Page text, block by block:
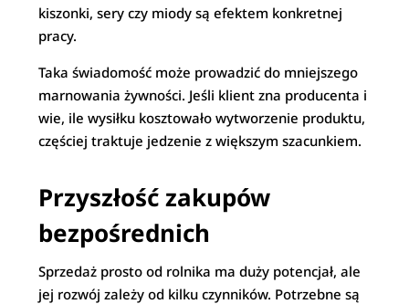
kiszonki, sery czy miody są efektem konkretnej
pracy.
Taka świadomość może prowadzić do mniejszego
marnowania żywności. Jeśli klient zna producenta i
wie, ile wysiłku kosztowało wytworzenie produktu,
częściej traktuje jedzenie z większym szacunkiem.
Przyszłość zakupów
bezpośrednich
Sprzedaż prosto od rolnika ma duży potencjał, ale
jej rozwój zależy od kilku czynników. Potrzebne są